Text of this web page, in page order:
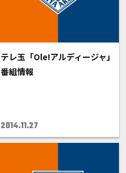
テレ玉「Ole!アルディージャ」
番組情報
2014.11.27